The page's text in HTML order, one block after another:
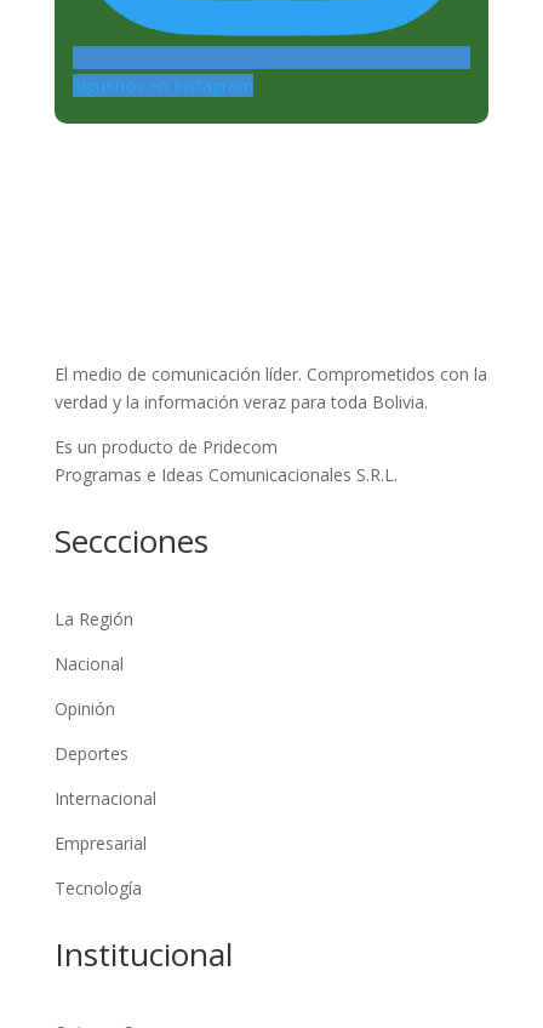
Siguenos en Instagram
El medio de comunicación líder. Comprometidos con la
verdad y la información veraz para toda Bolivia.
Es un producto de Pridecom
Programas e Ideas Comunicacionales S.R.L.
Seccciones
La Región
Nacional
Opinión
Deportes
Internacional
Empresarial
Tecnología
Institucional